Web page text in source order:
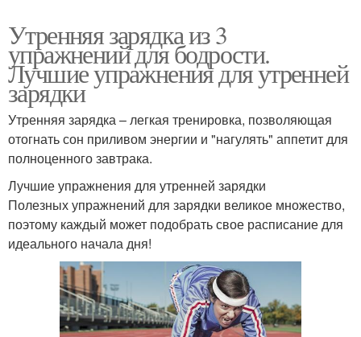
Утренняя зарядка из 3
упражнений для бодрости.
Лучшие упражнения для утренней
зарядки
Утренняя зарядка – легкая тренировка, позволяющая
отогнать сон приливом энергии и "нагулять" аппетит для
полноценного завтрака.
Лучшие упражнения для утренней зарядки
Полезных упражнений для зарядки великое множество,
поэтому каждый может подобрать свое расписание для
идеального начала дня!